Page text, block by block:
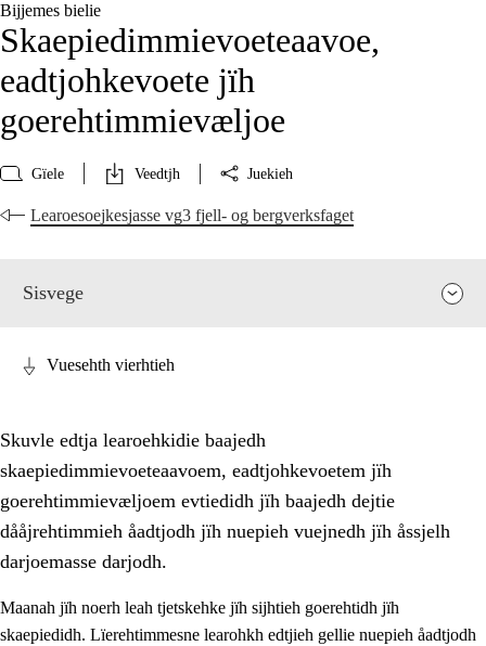
Bijjemes bielie
Skaepiedimmievoeteaavoe,
eadtjohkevoete jïh
goerehtimmievæljoe
Gïele Veedtjh Juekieh
Learoesoejkesjasse vg3 fjell- og bergverksfaget
Sisvege
1.1 Almetjeaarvoe
Vuesehth vierhtieh
Skuvle edtja learoehkidie baajedh
skaepiedimmievoeteaavoem, eadtjohkevoetem jïh
goerehtimmievæljoem evtiedidh jïh baajedh dejtie
dååjrehtimmieh åadtjodh jïh nuepieh vuejnedh jïh åssjelh
darjoemasse darjodh.
Maanah jïh noerh leah tjetskehke jïh sijhtieh goerehtidh jïh
skaepiedidh. Lïerehtimmesne learohkh edtjieh gellie nuepieh åadtjodh